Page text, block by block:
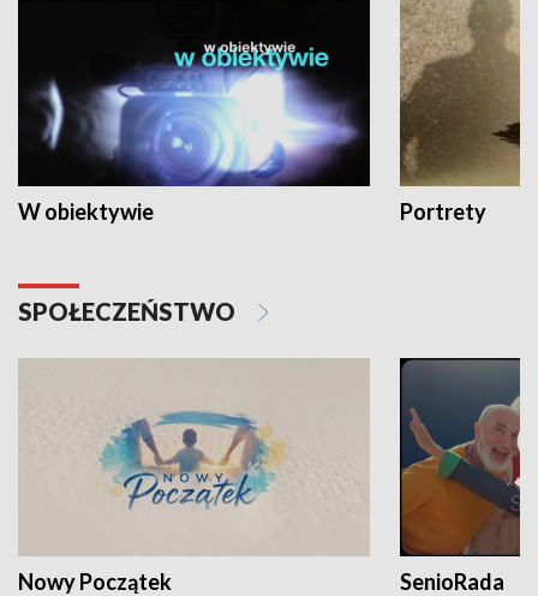
W obiektywie Portrety
SPOŁECZEŃSTWO
Nowy Początek SenioRada